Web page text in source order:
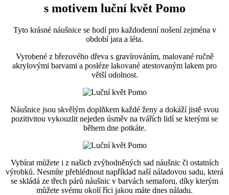
s motivem luční květ Pomo
Tyto krásné náušnice se hodí pro každodenní nošení zejména v
období jara a léta.
Vyrobené z březového dřeva s gravírováním, malované ručně
akrylovými barvami a posléze lakované atestovaným lakem pro
větší odolnost.
Náušnice jsou skvělým doplňkem každé ženy a dokáží jistě svou
pozitivitou vykouzlit nejeden úsměv na tvářích lidí se kterými se
během dne potkáte.
Vybírat můžete i z našich zvýhodněných sad náušnic či ostatních
výrobků. Nesmíte přehlédnout například naší náladovou sadu, která
se skládá ze třech párů náušnic v barvách semaforu, díky kterým
můžete svému okolí říci jakou máte dnes náladu.